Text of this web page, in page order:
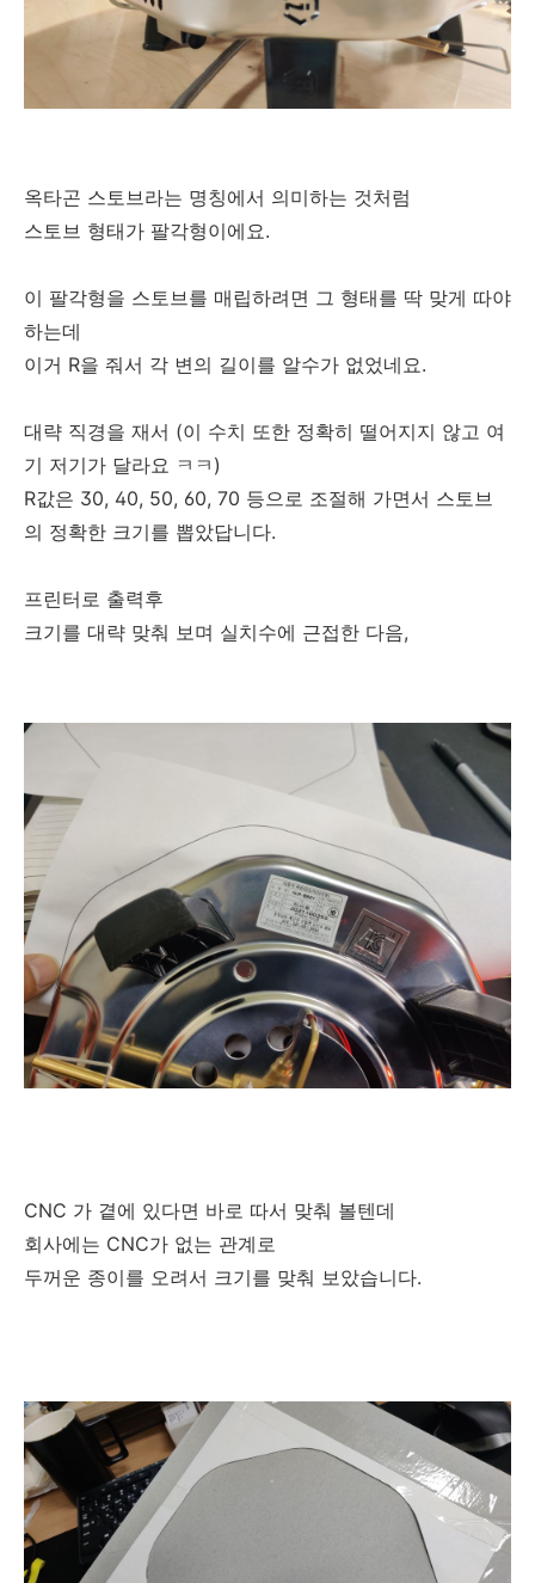
옥타곤 스토브라는 명칭에서 의미하는 것처럼
스토브 형태가 팔각형이에요.
이 팔각형을 스토브를 매립하려면 그 형태를 딱 맞게 따야
하는데
이거 R을 줘서 각 변의 길이를 알수가 없었네요.
대략 직경을 재서 (이 수치 또한 정확히 떨어지지 않고 여
기 저기가 달라요 ㅋㅋ)
R값은 30, 40, 50, 60, 70 등으로 조절해 가면서 스토브
의 정확한 크기를 뽑았답니다.
프린터로 출력후
크기를 대략 맞춰 보며 실치수에 근접한 다음,
CNC 가 곁에 있다면 바로 따서 맞춰 볼텐데
회사에는 CNC가 없는 관계로
두꺼운 종이를 오려서 크기를 맞춰 보았습니다.